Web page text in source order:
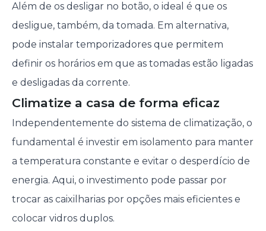
Além de os desligar no botão, o ideal é que os
desligue, também, da tomada. Em alternativa,
pode instalar temporizadores que permitem
definir os horários em que as tomadas estão ligadas
e desligadas da corrente.
Climatize a casa de forma eficaz
Independentemente do sistema de climatização, o
fundamental é investir em isolamento para manter
a temperatura constante e evitar o desperdício de
energia. Aqui, o investimento pode passar por
trocar as caixilharias por opções mais eficientes e
colocar vidros duplos.